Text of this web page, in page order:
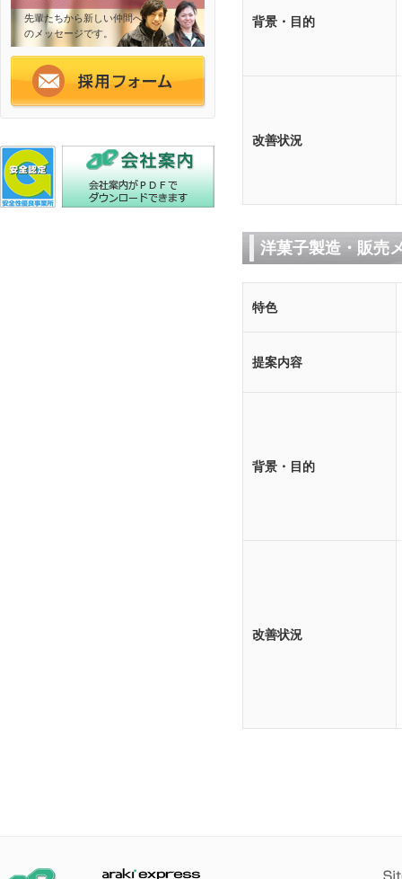
背景・目的
改善状況
洋菓子製造・販売
特色
提案内容
背景・目的
改善状況
先輩たちから新しい仲間へ
のメッセージです。